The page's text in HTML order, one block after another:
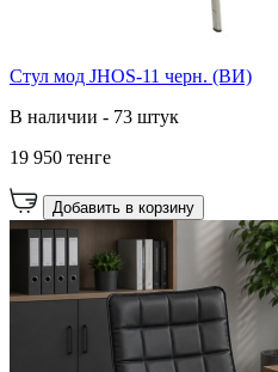
Стул мод JHOS-11 черн. (ВИ)
В наличии - 73 штук
19 950 тенге
Добавить в корзину